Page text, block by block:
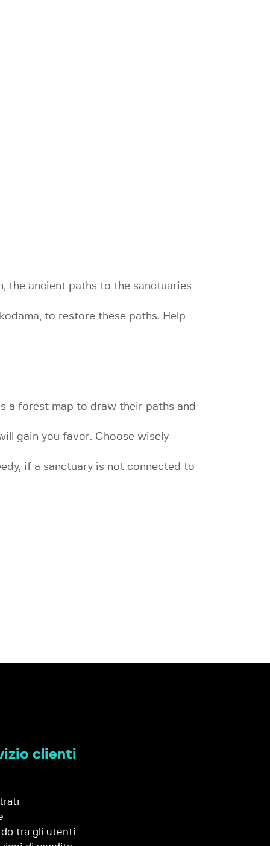
the ancient paths to the sanctuaries
to restore these paths. Help
a forest map to draw their paths and
gain you favor. Choose wisely
if a sanctuary is not connected to
clienti
tra gli utenti